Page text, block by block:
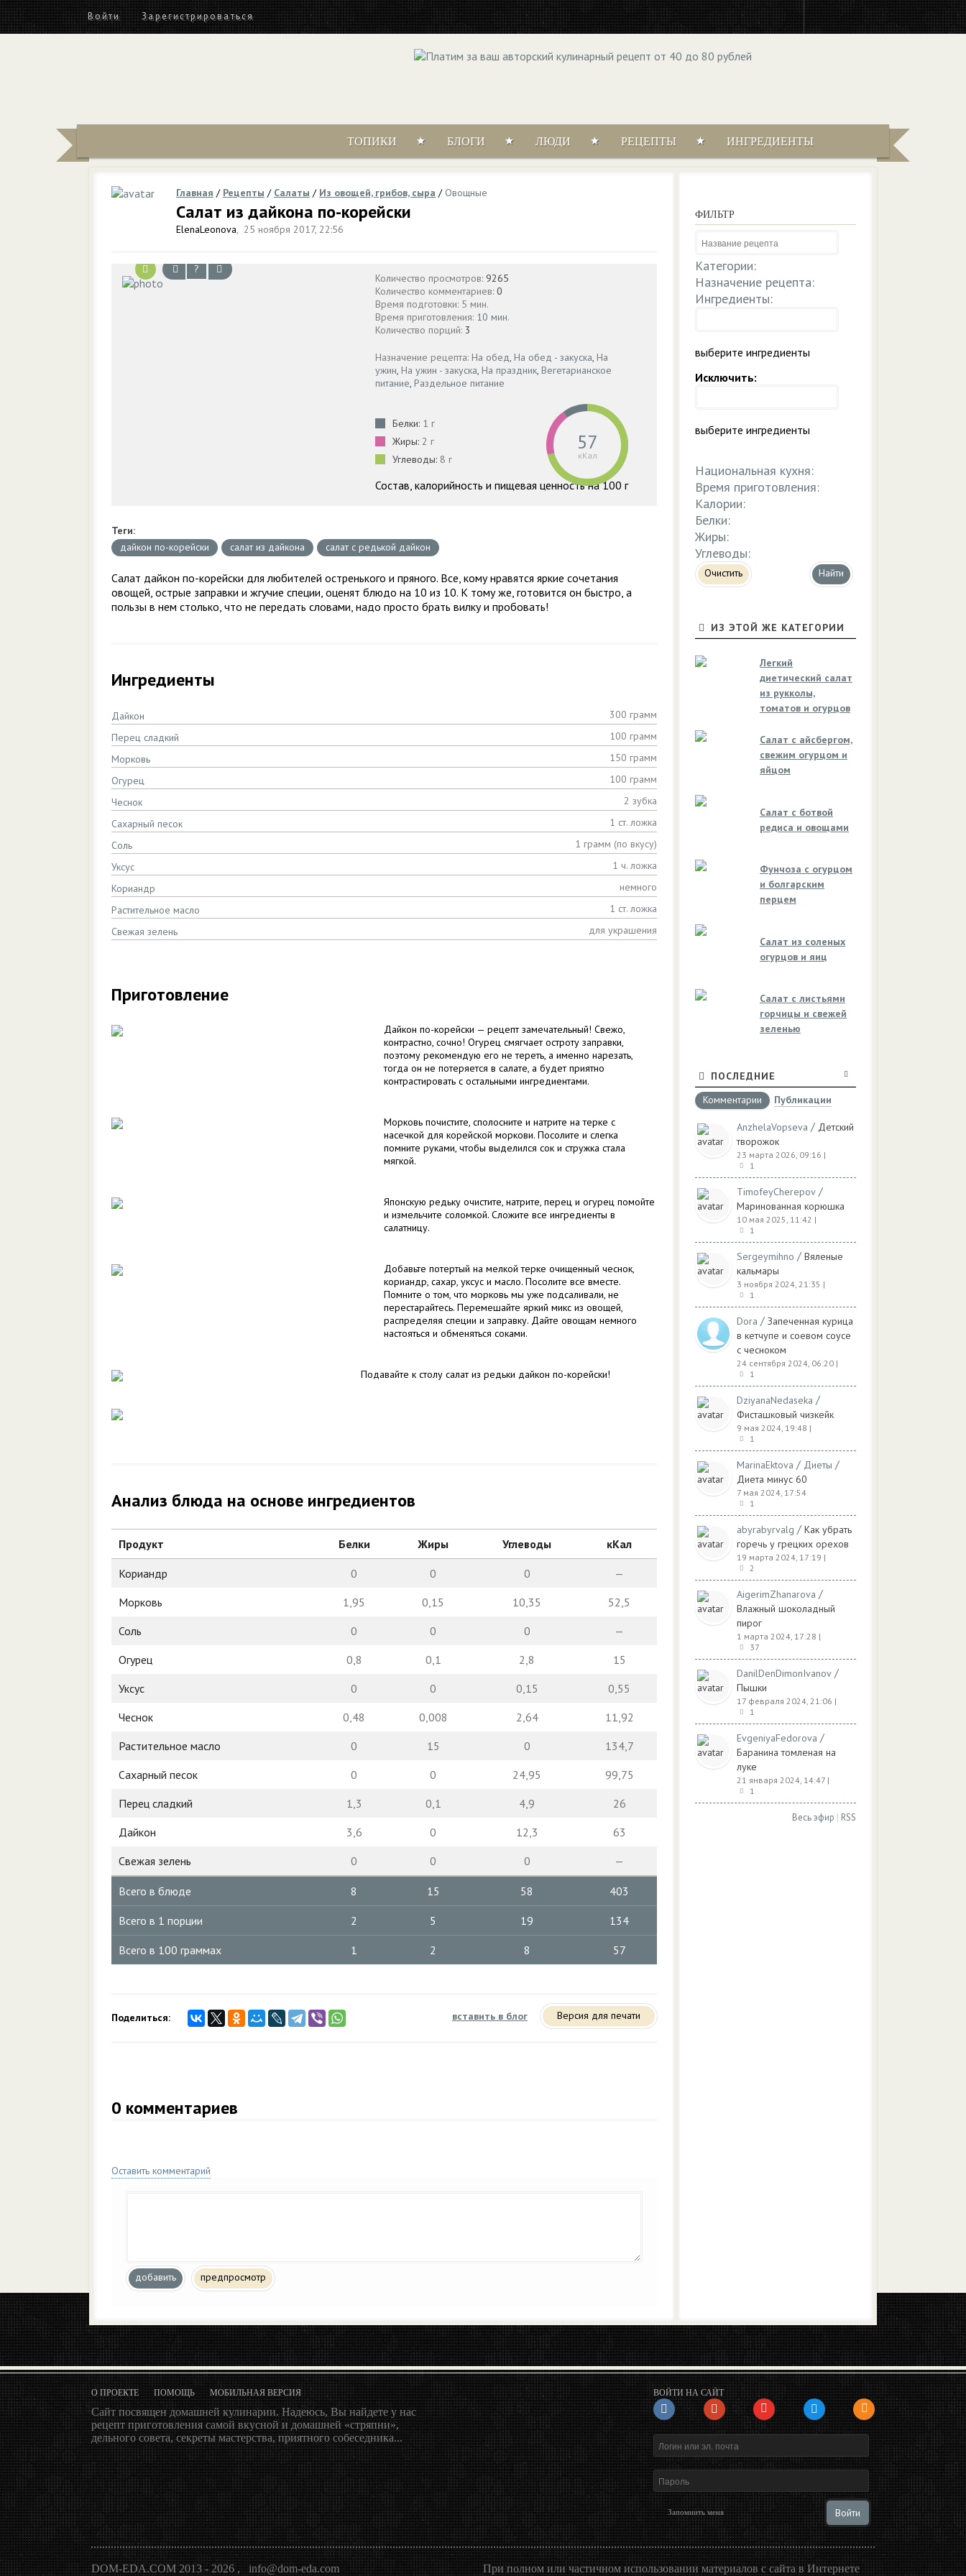
Войти Зарегистрироваться
ТОПИКИ БЛОГИ ЛЮДИ РЕЦЕПТЫ ИНГРЕДИЕНТЫ
Главная / Рецепты / Салаты / Из овощей, грибов, сыра / Овощные
Салат из дайкона по-корейски
ElenaLeonova, 25 ноября 2017, 22:56
?
Количество просмотров: 9265
Количество комментариев: 0
Время подготовки: 5 мин.
Время приготовления: 10 мин.
Количество порций: 3
Назначение рецепта: На обед, На обед - закуска, На
ужин, На ужин - закуска, На праздник, Вегетарианское
питание, Раздельное питание
Белки: 1 г
Жиры: 2 г
Углеводы: 8 г
57
кКал
Состав, калорийность и пищевая ценность на 100 г
Теги:
дайкон по-корейски
салат из дайкона салат с редькой дайкон
Салат дайкон по-корейски для любителей остренького и пряного. Все, кому нравятся яркие сочетания
овощей, острые заправки и жгучие специи, оценят блюдо на 10 из 10. К тому же, готовится он быстро, а
пользы в нем столько, что не передать словами, надо просто брать вилку и пробовать!
Ингредиенты
Дайкон
300 грамм
Перец сладкий
100 грамм
Морковь
150 грамм
Огурец
100 грамм
Чеснок
2 зубка
Сахарный песок
1 ст. ложка
Соль
1 грамм (по вкусу)
Уксус
1 ч. ложка
Кориандр
немного
Растительное масло
1 ст. ложка
Свежая зелень
для украшения
Приготовление
Дайкон по-корейски — рецепт замечательный! Свежо,
контрастно, сочно! Огурец смягчает остроту заправки,
поэтому рекомендую его не тереть, а именно нарезать,
тогда он не потеряется в салате, а будет приятно
контрастировать с остальными ингредиентами.
Морковь почистите, сполосните и натрите на терке с
насечкой для корейской моркови. Посолите и слегка
помните руками, чтобы выделился сок и стружка стала
мягкой.
Японскую редьку очистите, натрите, перец и огурец помойте
и измельчите соломкой. Сложите все ингредиенты в
салатницу.
Добавьте потертый на мелкой терке очищенный чеснок,
кориандр, сахар, уксус и масло. Посолите все вместе.
Помните о том, что морковь мы уже подсаливали, не
перестарайтесь. Перемешайте яркий микс из овощей,
распределяя специи и заправку. Дайте овощам немного
настояться и обменяться соками.
Подавайте к столу салат из редьки дайкон по-корейски!
Анализ блюда на основе ингредиентов
Продукт Белки Жиры Углеводы кКал
Кориандр 0 0 0
—
Морковь
1,95 0,15 10,35
52,5
Соль
0 0 0
—
Огурец
0,8 0,1 2,8
15
Уксус
0 0 0,15
0,55
Чеснок
0,48 0,008 2,64
11,92
Растительное масло
0 15 0
134,7
Сахарный песок
0 0 24,95
99,75
Перец сладкий
1,3 0,1 4,9
26
Дайкон
3,6 0 12,3
63
Свежая зелень
0 0 0 —
Всего в блюде 8 15 58 403
Всего в 1 порции 2 5 19 134
Всего в 100 граммах 1 2 8 57
Поделиться: вставить в блог Версия для печати
0 комментариев
Оставить комментарий
добавить предпросмотр
ФИЛЬТР
Категории:
Назначение рецепта:
Ингредиенты:
выберите ингредиенты
Исключить:
выберите ингредиенты
Национальная кухня:
Время приготовления:
Калории:
Белки:
Жиры:
Углеводы:
Очистить
ИЗ ЭТОЙ ЖЕ КАТЕГОРИИ
Легкий
диетический салат
из рукколы,
томатов и огурцов
Салат с айсбергом,
свежим огурцом и
яйцом
Салат с ботвой
редиса и овощами
Фунчоза с огурцом
и болгарским
перцем
Салат из соленых
огурцов и яиц
Салат с листьями
горчицы и свежей
зеленью
ПОСЛЕДНИЕ
Комментарии
Публикации
AnzhelaVopseva / Детский
творожок
23 марта 2026, 09:16 |
1
TimofeyCherepov /
Маринованная корюшка
10 мая 2025, 11:42 |
1
Sergeymihno / Вяленые
кальмары
3 ноября 2024, 21:35 |
1
Dora / Запеченная курица
в кетчупе и соевом соусе
с чесноком
24 сентября 2024, 06:20 |
1
DziyanaNedaseka /
Фисташковый чизкейк
9 мая 2024, 19:48 |
1
MarinaEktova / Диеты /
Диета минус 60
7 мая 2024, 17:54
1
abyrabyrvalg / Как убрать
горечь у грецких орехов
19 марта 2024, 17:19 |
2
AigerimZhanarova /
Влажный шоколадный
пирог
1 марта 2024, 17:28 |
37
DanilDenDimonIvanov /
Пышки
17 февраля 2024, 21:06 |
1
EvgeniyaFedorova /
Баранина томленая на
луке
21 января 2024, 14:47 |
1
Весь эфир | RSS
О ПРОЕКТЕПОМОЩЬ МОБИЛЬНАЯ ВЕРСИЯ
Сайт посвящен домашней кулинарии. Надеюсь, Вы найдете у нас
рецепт приготовления самой вкусной и домашней «стряпни»,
дельного совета, секреты мастерства, приятного собеседника...
ВОЙТИ НА САЙТ
Запомнить меня Войти
DOM-EDA.COM 2013 - 2026,info@dom-eda.com
При полном или частичном использовании материалов с сайта в Интернете